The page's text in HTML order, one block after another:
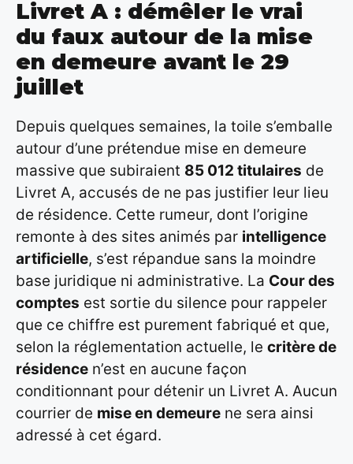
Livret A : démêler le vrai
du faux autour de la mise
en demeure avant le 29
juillet
Depuis quelques semaines, la toile s’emballe
autour d’une prétendue mise en demeure
massive que subiraient 85 012 titulaires de
Livret A, accusés de ne pas justifier leur lieu
de résidence. Cette rumeur, dont l’origine
remonte à des sites animés par intelligence
artificielle, s’est répandue sans la moindre
base juridique ni administrative. La Cour des
comptes est sortie du silence pour rappeler
que ce chiffre est purement fabriqué et que,
selon la réglementation actuelle, le critère de
résidence n’est en aucune façon
conditionnant pour détenir un Livret A. Aucun
courrier de mise en demeure ne sera ainsi
adressé à cet égard.